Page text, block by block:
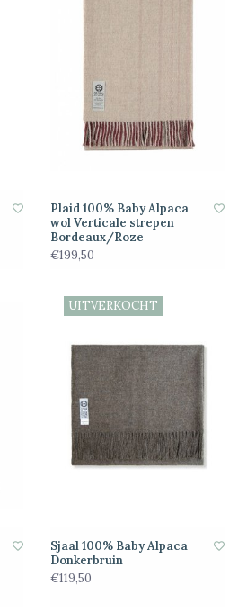
Plaid 100% Baby Alpaca
wol Verticale strepen
Bordeaux/Roze
€199,50
UITVERKOCHT
Sjaal 100% Baby Alpaca
Donkerbruin
€119,50